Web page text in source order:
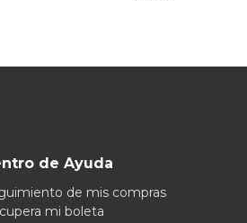
de Ayuda
de mis compras
mi boleta